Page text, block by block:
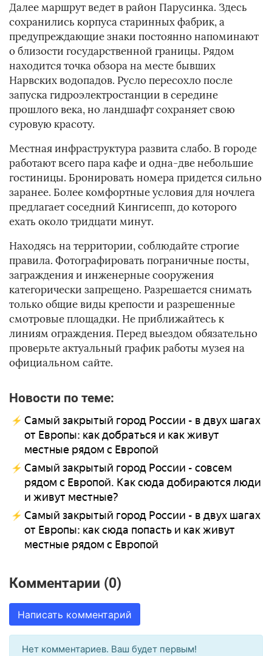
Далее маршрут ведет в район Парусинка. Здесь
сохранились корпуса старинных фабрик, а
предупреждающие знаки постоянно напоминают
о близости государственной границы. Рядом
находится точка обзора на месте бывших
Нарвских водопадов. Русло пересохло после
запуска гидроэлектростанции в середине
прошлого века, но ландшафт сохраняет свою
суровую красоту.
Местная инфраструктура развита слабо. В городе
работают всего пара кафе и одна-две небольшие
гостиницы. Бронировать номера придется сильно
заранее. Более комфортные условия для ночлега
предлагает соседний Кингисепп, до которого
ехать около тридцати минут.
Находясь на территории, соблюдайте строгие
правила. Фотографировать пограничные посты,
заграждения и инженерные сооружения
категорически запрещено. Разрешается снимать
только общие виды крепости и разрешенные
смотровые площадки. Не приближайтесь к
линиям ограждения. Перед выездом обязательно
проверьте актуальный график работы музея на
официальном сайте.
Новости по теме:
Самый закрытый город России - в двух шагах
от Европы: как добраться и как живут
местные рядом с Европой
Самый закрытый город России - совсем
рядом с Европой. Как сюда добираются люди
и живут местные?
Самый закрытый город России - в двух шагах
от Европы: как сюда попасть и как живут
местные рядом с Европой
Комментарии (0)
Написать комментарий
Нет комментариев. Ваш будет первым!